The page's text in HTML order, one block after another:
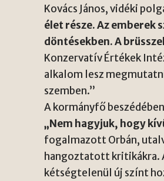
Kovács János, vidéki
élet része. Az emberek
döntésekben. A
Konzervatív Értékek
alkalom lesz
szemben.”
A kormányfő
„Nem hagyjuk, hogy
fogalmazott Orbán,
hangoztatott kritikákra.
kétségtelenül új színt